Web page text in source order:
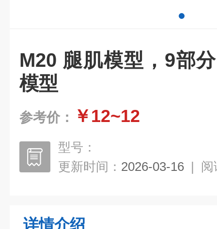
M20 腿肌模型，9部
模型
参考价： ￥12~12
型号：
更新时间： 2026-03-16 | 阅
详情介绍